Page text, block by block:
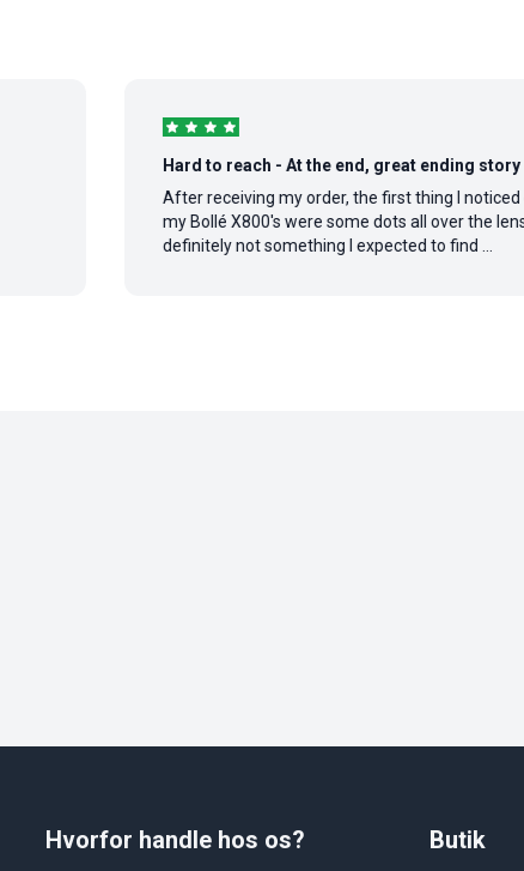
Hard to reach - At the end, great ending story
After receiving my order, the first thing I noticed on
my Bollé X800's were some dots all over the lens,
definitely not something I expected to find ...
Butik
Hvorfor handle hos os?